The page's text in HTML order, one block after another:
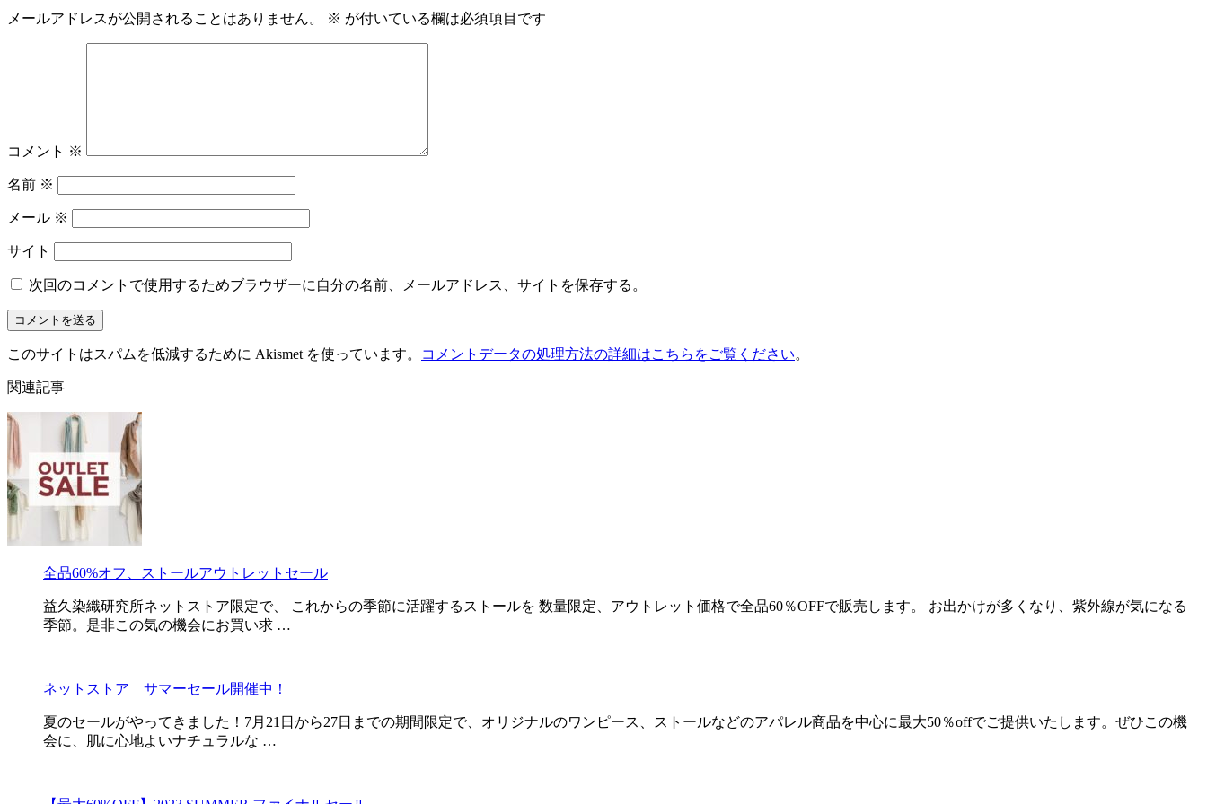
メールアドレスが公開されることはありません。 ※ が付いている欄は必須項目です
コメント ※
名前 ※
メール ※
サイト
次回のコメントで使用するためブラウザーに自分の名前、メールアドレス、サイトを保存する。
このサイトはスパムを低減するために Akismet を使っています。 コメントデータの処理方法の詳細はこちらをご覧ください。
関連記事
全品60%オフ、ストールアウトレットセール
益久染織研究所ネットストア限定で、 これからの季節に活躍するストールを 数量限定、アウトレット価格で全品60％OFFで販売します。 お出かけが多くなり、紫外線が気になる
季節。是非この気の機会にお買い求 …
ネットストア サマーセール開催中！
夏のセールがやってきました！7月21日から27日までの期間限定で、オリジナルのワンピース、ストールなどのアパレル商品を中心に最大50％offでご提供いたします。ぜひこの機
会に、肌に心地よいナチュラルな …